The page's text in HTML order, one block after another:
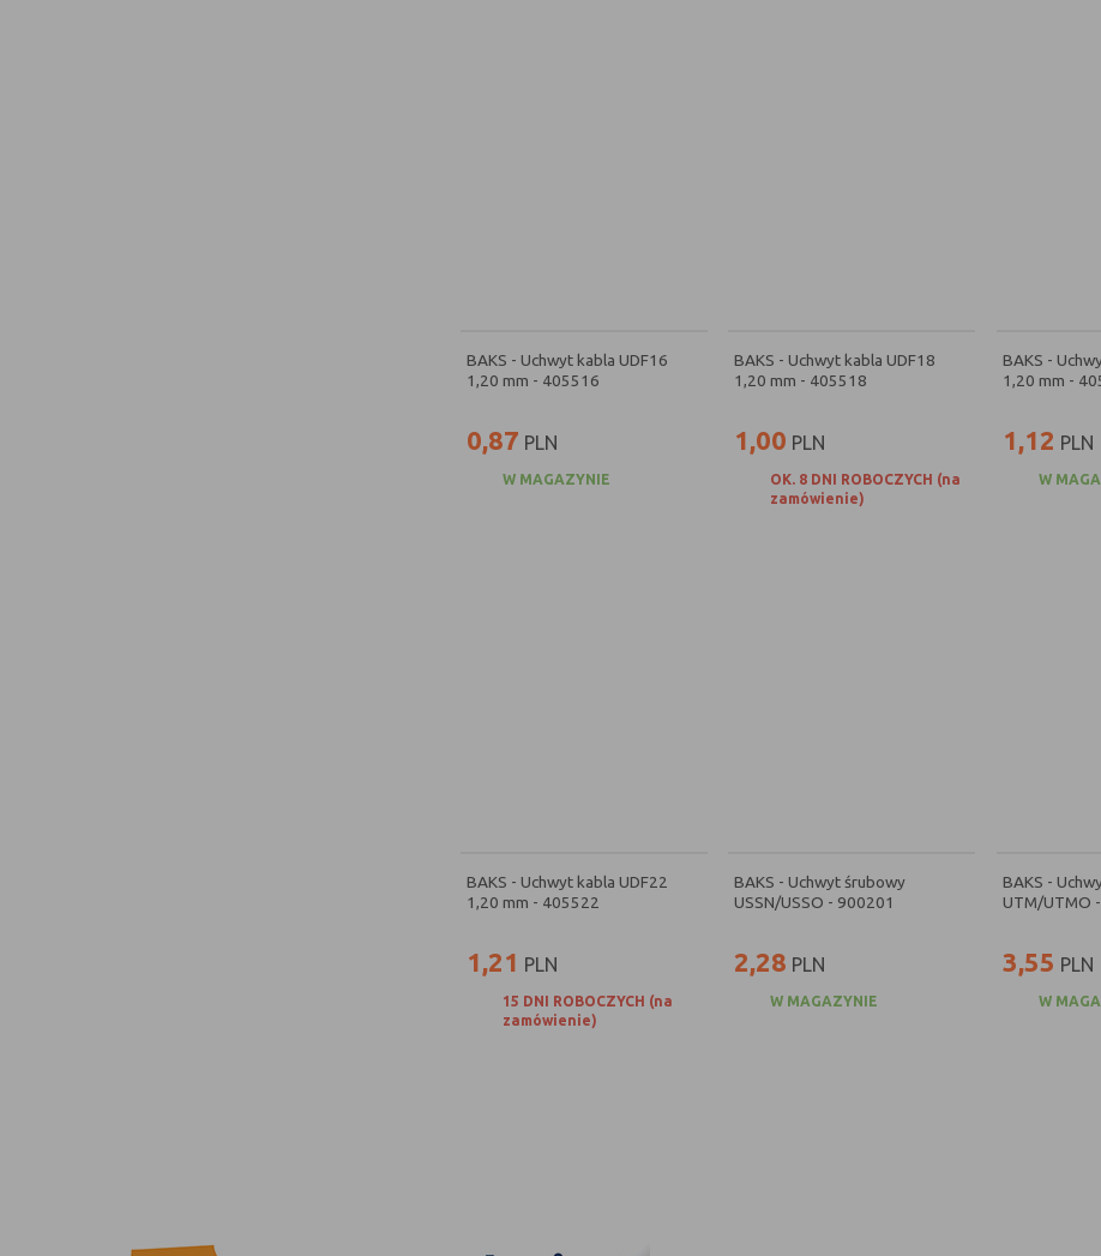
BAKS - Uchwyt kabla UDF16
1,20 mm - 405516
0,87 PLN
W MAGAZYNIE
BAKS - Uchwyt kabla UDF18
1,20 mm - 405518
1,00 PLN
OK. 8 DNI ROBOCZYCH (na
zamówienie)
BAKS -
1,20 mm -
1,12 PLN
W
BAKS - Uchwyt kabla UDF22
1,20 mm - 405522
1,21 PLN
15 DNI ROBOCZYCH (na
zamówienie)
BAKS - Uchwyt śrubowy
USSN/USSO - 900201
2,28 PLN
W MAGAZYNIE
BAKS -
UTM/UTMO
3,55 PLN
W